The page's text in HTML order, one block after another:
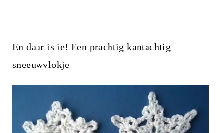
En daar is ie! Een prachtig kantachtig
sneeuwvlokje